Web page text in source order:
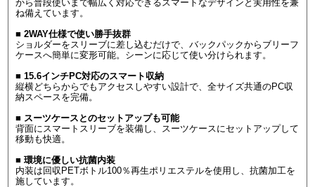
から普段使いまで幅広く対応できるスマートなデザインと実用性を兼
ね備えています。
■ 2WAY仕様で使い勝手抜群
ショルダーをスリーブに差し込むだけで、バックパックからブリーフ
ケースへ簡単に変形可能。シーンに応じて使い分けられます。
■ 15.6インチPC対応のスマート収納
縦横どちらからでもアクセスしやすい設計で、全サイズ共通のPC収
納スペースを完備。
■ スーツケースとのセットアップも可能
背面にスマートスリーブを装備し、スーツケースにセットアップして
移動も快適。
■ 環境に優しい抗菌内装
内装は回収PETボトル100％再生ポリエステルを使用し、抗菌加工を
施しています。